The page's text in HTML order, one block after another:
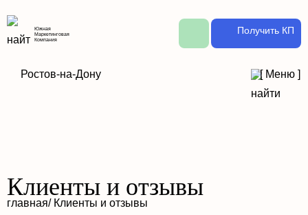
Южная
Маркетинговая
Компания
Получить КП
Ростов-на-Дону [ Меню ]
Клиенты и отзывы
главная/ Клиенты и отзывы